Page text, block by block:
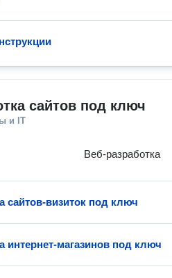
сайтов под ключ
и IT
Веб-разработка
сайтов-визиток под ключ
интернет-магазинов под ключ